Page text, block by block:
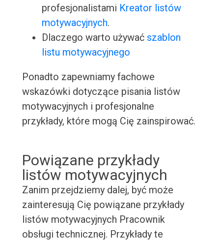
profesjonalistami Kreator listów
motywacyjnych.
Dlaczego warto używać szablon
listu motywacyjnego
Ponadto zapewniamy fachowe
wskazówki dotyczące pisania listów
motywacyjnych i profesjonalne
przykłady, które mogą Cię zainspirować.
Powiązane przykłady
listów motywacyjnych
Zanim przejdziemy dalej, być może
zainteresują Cię powiązane przykłady
listów motywacyjnych Pracownik
obsługi technicznej. Przykłady te